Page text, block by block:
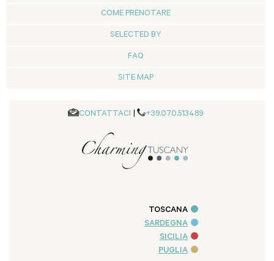
COME PRENOTARE
SELECTED BY
FAQ
SITE MAP
CONTATTACI +39.070.513489
TOSCANA
SARDEGNA
SICILIA
PUGLIA